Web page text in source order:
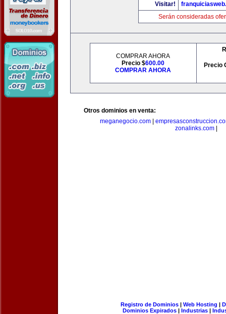
Visitar!
Serán consideradas
COMPRAR AHORA
Precio $600.00
COMPRAR AHORA
Precio
Otros dominios en venta:
meganegocio.com|
zonalinks.com
Registro de Dominios| Web Hosting |
Dominios Expirados | Industrias |